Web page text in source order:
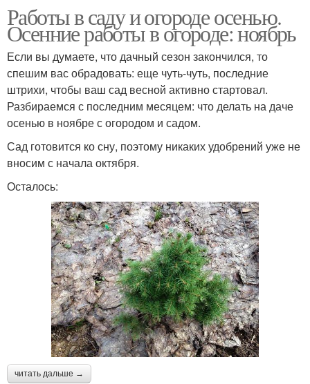
Работы в саду и огороде осенью.
Осенние работы в огороде: ноябрь
Если вы думаете, что дачный сезон закончился, то
спешим вас обрадовать: еще чуть-чуть, последние
штрихи, чтобы ваш сад весной активно стартовал.
Разбираемся с последним месяцем: что делать на даче
осенью в ноябре с огородом и садом.
Сад готовится ко сну, поэтому никаких удобрений уже не
вносим с начала октября.
Осталось:
читать дальше →